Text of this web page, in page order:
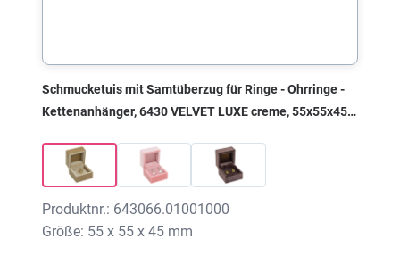
Schmucketuis mit Samtüberzug für Ringe - Ohrringe -
Kettenanhänger, 6430 VELVET LUXE creme, 55x55x45
Produktnr.: 643066.01001000
Größe: 55 x 55 x 45 mm